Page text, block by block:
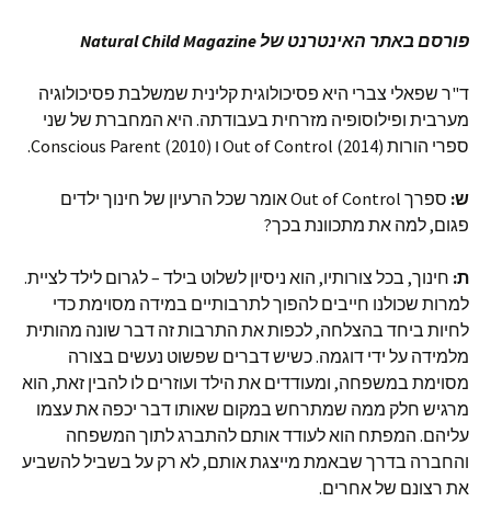
פורסם באתר האינטרנט של Natural Child Magazine
ד"ר שפאלי צברי היא פסיכולוגית קלינית שמשלבת פסיכולוגיה
מערבית ופילוסופיה מזרחית בעבודתה. היא המחברת של שני
ספרי הורות (Out of Control (2014 ו (Conscious Parent (2010.
ש:
ספרך Out of Control אומר שכל הרעיון של חינוך ילדים
פגום, למה את מתכוונת בכך?
ת: חינוך, בכל צורותיו, הוא ניסיון לשלוט בילד – לגרום לילד לציית.
למרות שכולנו חייבים להפוך לתרבותיים במידה מסוימת כדי
לחיות ביחד בהצלחה, לכפות את התרבות זה דבר שונה מהותית
מלמידה על ידי דוגמה. כשיש דברים שפשוט נעשים בצורה
מסוימת במשפחה, ומעודדים את הילד ועוזרים לו להבין זאת, הוא
מרגיש חלק ממה שמתרחש במקום שאותו דבר יכפה את עצמו
עליהם. המפתח הוא לעודד אותם להתברג לתוך המשפחה
והחברה בדרך שבאמת מייצגת אותם, לא רק על בשביל להשביע
את רצונם של אחרים.